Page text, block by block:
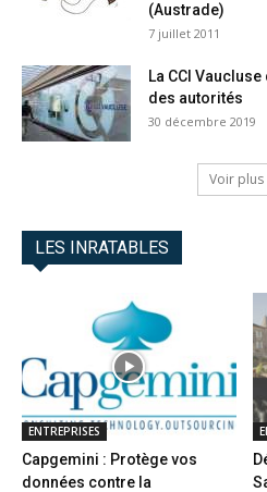
(Austrade)
7 juillet 2011
La CCI
des autorités
30 décembre 2019
Voir plus
LES INRATABLES
ENTREPRISES
Capgemini : Protège vos
données contre la